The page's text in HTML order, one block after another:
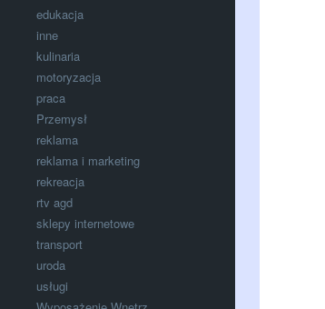
edukacja
inne
kulinaria
motoryzacja
praca
Przemysł
reklama
reklama i marketing
rekreacja
rtv agd
sklepy internetowe
transport
uroda
usługi